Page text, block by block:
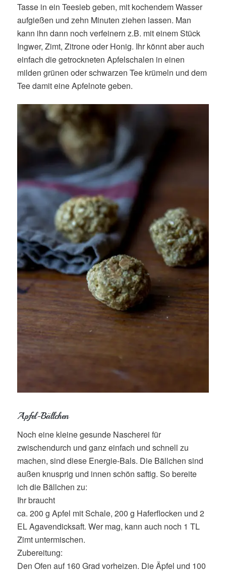
Tasse in ein Teesieb geben, mit kochendem Wasser
aufgießen und zehn Minuten ziehen lassen. Man
kann ihn dann noch verfeinern z.B. mit einem Stück
Ingwer, Zimt, Zitrone oder Honig. Ihr könnt aber auch
einfach die getrockneten Apfelschalen in einen
milden grünen oder schwarzen Tee krümeln und dem
Tee damit eine Apfelnote geben.
Apfel-Bällchen
Noch eine kleine gesunde Nascherei für
zwischendurch und ganz einfach und schnell zu
machen, sind diese Energie-Bals. Die Bällchen sind
außen knusprig und innen schön saftig. So bereite
ich die Bällchen zu:
Ihr braucht
ca. 200 g Apfel mit Schale, 200 g Haferflocken und 2
EL Agavendicksaft. Wer mag, kann auch noch 1 TL
Zimt untermischen.
Zubereitung:
Den Ofen auf 160 Grad vorheizen. Die Äpfel und 100